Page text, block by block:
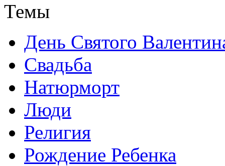
Темы
День Святого
Свадьба
Натюрморт
Люди
Религия
Рождение Ребенка